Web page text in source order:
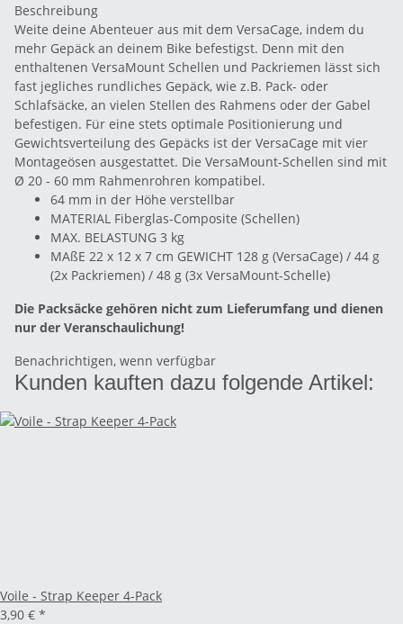
Beschreibung
Weite deine Abenteuer aus mit dem VersaCage, indem du
mehr Gepäck an deinem Bike befestigst. Denn mit den
enthaltenen VersaMount Schellen und Packriemen lässt sich
fast jegliches rundliches Gepäck, wie z.B. Pack- oder
Schlafsäcke, an vielen Stellen des Rahmens oder der Gabel
befestigen. Für eine stets optimale Positionierung und
Gewichtsverteilung des Gepäcks ist der VersaCage mit vier
Montageösen ausgestattet. Die VersaMount-Schellen sind mit
Ø 20 - 60 mm Rahmenrohren kompatibel.
64 mm in der Höhe verstellbar
MATERIAL Fiberglas-Composite (Schellen)
MAX. BELASTUNG 3 kg
MAßE 22 x 12 x 7 cm GEWICHT 128 g (VersaCage) / 44 g
(2x Packriemen) / 48 g (3x VersaMount-Schelle)
Die Packsäcke gehören nicht zum Lieferumfang und dienen
nur der Veranschaulichung!
Benachrichtigen, wenn verfügbar
Kunden kauften dazu folgende Artikel:
Voile - Strap Keeper 4-Pack
3,90 € *